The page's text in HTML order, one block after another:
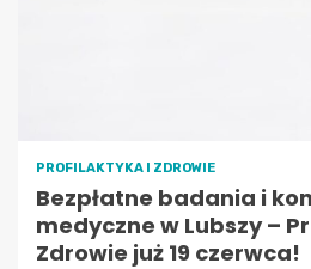
PROFILAKTYKA I ZDROWIE
Bezpłatne badania i
medyczne w Lubszy –
Zdrowie już 19 czerwca!